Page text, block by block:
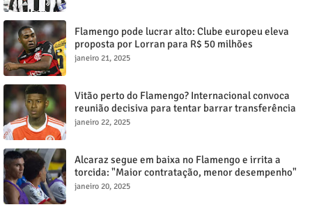
Flamengo pode lucrar alto: Clube europeu eleva
proposta por Lorran para R$ 50 milhões
janeiro 21, 2025
Vitão perto do Flamengo? Internacional convoca
reunião decisiva para tentar barrar transferência
milionária
janeiro 22, 2025
Alcaraz segue em baixa no Flamengo e irrita a
torcida: "Maior contratação, menor desempenho"
janeiro 20, 2025